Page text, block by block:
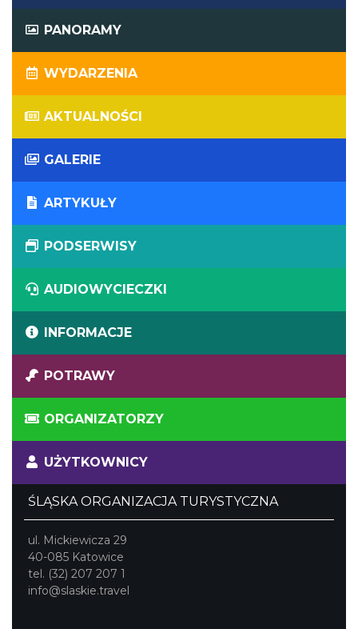
PANORAMY
WYDARZENIA
AKTUALNOŚCI
GALERIE
ARTYKUŁY
PODSERWISY
AUDIOWYCIECZKI
INFORMACJE
POTRAWY
ORGANIZATORZY
UŻYTKOWNICY
ŚLĄSKA ORGANIZACJA TURYSTYCZNA
ul. Mickiewicza 29
40-085 Katowice
tel. (32) 207 207 1
info@slaskie.travel